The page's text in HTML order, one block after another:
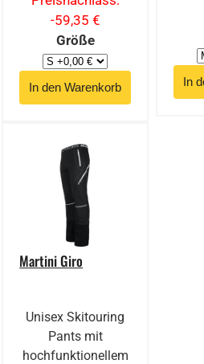
-59,35 €
Größe
Martini Giro
Unisex Skitouring
Pants mit
hochfunktionellem